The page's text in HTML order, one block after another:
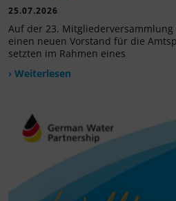
25.07.2026
Auf der 23.
einen neuen Vorstand für die
setzten im Rahmen eines
› Weiterlesen